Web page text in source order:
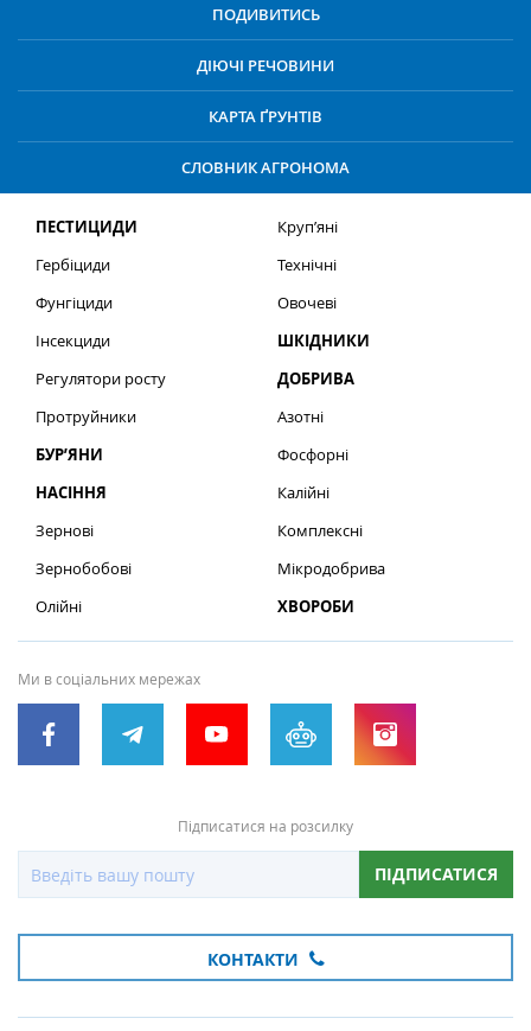
ПОДИВИТИСЬ
ДІЮЧІ РЕЧОВИНИ
КАРТА ҐРУНТІВ
СЛОВНИК АГРОНОМА
ПЕСТИЦИДИ
Гербіциди
Фунгіциди
Інсекциди
Регулятори росту
Протруйники
БУР’ЯНИ
НАСІННЯ
Зернові
Зернобобові
Олійні
Круп’яні
Технічні
Овочеві
ШКІДНИКИ
ДОБРИВА
Азотні
Фосфорні
Калійні
Комплексні
Мікродобрива
ХВОРОБИ
Ми в соціальних мережах
Підписатися на розсилку
ПІДПИСАТИСЯ
КОНТАКТИ